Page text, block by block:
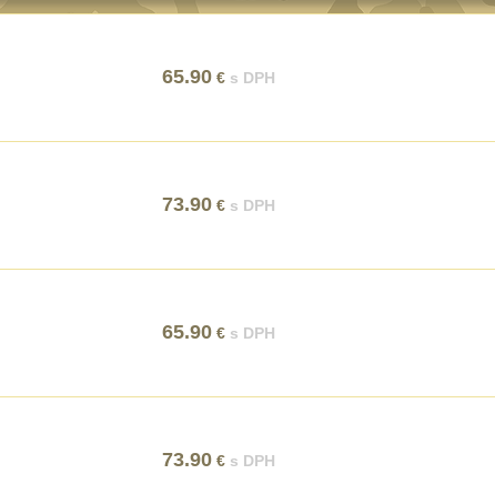
65.90 € s DPH
73.90 € s DPH
65.90 € s DPH
73.90 € s DPH